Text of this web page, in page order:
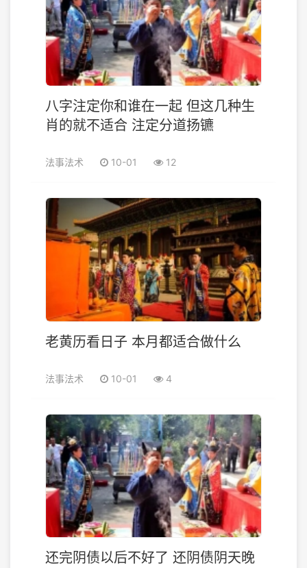
八字注定你和谁在一起 但这几种生
肖的就不适合 注定分道扬镳
法事法术 10-01 12
老黄历看日子 本月都适合做什么
法事法术 10-01 4
还完阴债以后不好了 还阴债阴天晚